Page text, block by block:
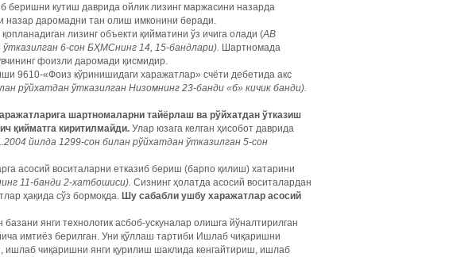
беришни кутиш даврида ойлик лизинг маржасини назарда
назар даромадни тан олиш имконини беради.
лизинг объекти қийматини ўз ичига олади (АВ
6-сон БҲМСнинг 14, 15-бандлари). Шартномада
фоизли даромади қисмидир.
9610-«Фоиз кўринишидаги харажатлар» счёти дебетида акс
рўйхатдан ўтказилган Низомнинг 23-банди «б» кичик банди).
шартномаларни тайёрлаш ва рўйхатдан ўтказиш
қийматга киритилмайди. Улар юзага келган ҳисобот даврида
йилда 1299-сон билан рўйхатдан ўтказилган 5-сон
асосий воситаларни етказиб бериш (барпо қилиш) хатарини
11-банди 2-хатбошиси). Сизнинг ҳолатда асосий воситалардан
ҳақида сўз бормоқда. Шу сабабли ушбу харажатлар асосий
янги технологик асбоб-ускуналар олишга йўналтирилган
имтиёз берилган. Уни қўллаш тартиби Ишлаб чиқаришни
ишлаб чиқаришни янги қурилиш шаклида кенгайтириш, ишлаб